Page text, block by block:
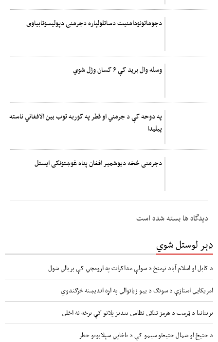
دجوماتونودامنیت دساتلولپاره دجرمنی دپولیسوتابیاوی
وسله وال بريد کې ۶ کسان وژل شوي
په دوحه کې د جرمني او قطر په کوربه توب بین الافغاني ناسته
پیلیدا
دجرمنی څخه دیوشمیر افغان پناه غوښتونکی ایستل
دیدگاه ها بسته شده است
ډېر لوستل شوي
د کابل او اسلام آباد ترمنځ د سولې مذاکرات په ارومچي کې بريالي شول
امریکايي استازې د سونګ د بیو زیاتوالي په اړه اندیښنه څرګندوي
بریتانیا د ټرمپ د هرمز تنګي نظامي بندیز پلانو کې برخه نه اخلي
د ختیځ او شمال ختیځو سیمو کې د ناڅاپي سېلابونو خطر